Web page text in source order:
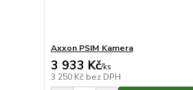
Axxon PSIM Kamera
3 933 Kč/ks
3 250 Kč bez DPH